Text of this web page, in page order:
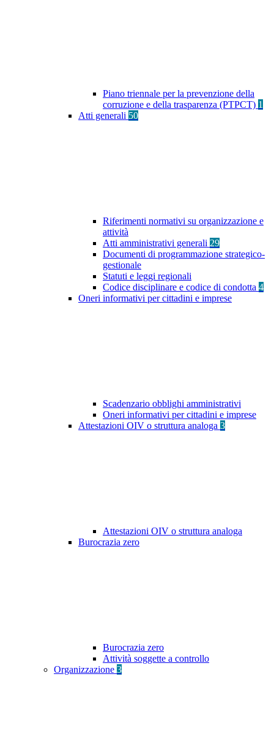
Piano triennale per la prevenzione della
corruzione e della trasparenza (PTPCT) 1
Atti generali 50
Riferimenti normativi su organizzazione e
attività
Atti amministrativi generali 29
Documenti di programmazione strategico-
gestionale
Statuti e leggi regionali
Codice disciplinare e codice di condotta 4
Oneri informativi per cittadini e imprese
Scadenzario obblighi amministrativi
Oneri informativi per cittadini e imprese
Attestazioni OIV o struttura analoga 3
Attestazioni OIV o struttura analoga
Burocrazia zero
Burocrazia zero
Attività soggette a controllo
Organizzazione 3